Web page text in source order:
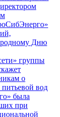
Дню
группы
о
питьевой вод
была
при